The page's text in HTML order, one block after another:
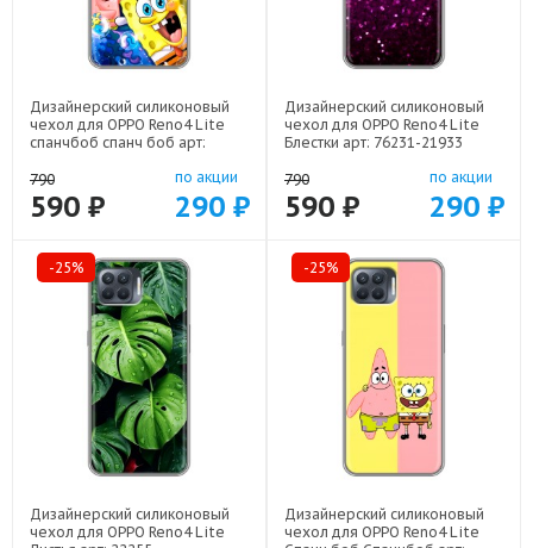
Дизайнерский силиконовый
чехол для OPPO Reno4 Lite
спанчбоб спанч боб арт:
790
590 ₽
по акции
290 ₽
Дизайнерский силиконовый
чехол для OPPO Reno4 Lite
Блестки арт: 76231-21933
790
590 ₽
по акции
290 ₽
-25%
Дизайнерский силиконовый
чехол для OPPO Reno4 Lite
-25%
Дизайнерский силиконовый
чехол для OPPO Reno4 Lite